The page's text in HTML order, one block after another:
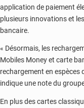
application de paiement
plusieurs innovations et
bancaire.
« Désormais, les
Mobiles Money et carte
rechargement en espèces
indique une note du
En plus des cartes